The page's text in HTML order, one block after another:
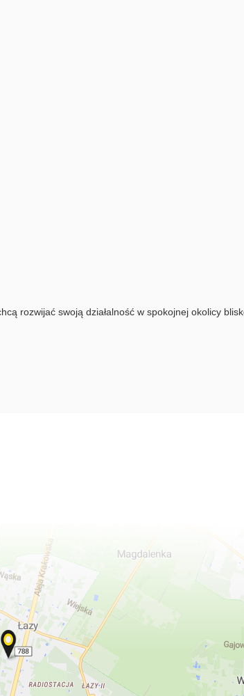
rozwijać swoją działalność w spokojnej okolicy